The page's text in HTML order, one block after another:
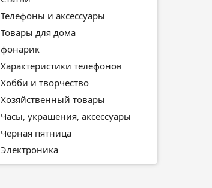
Телефоны и аксессуары
Товары для дома
фонарик
Характеристики телефонов
Хобби и творчество
Хозяйственный товары
Часы, украшения, аксессуары
Черная пятница
Электроника